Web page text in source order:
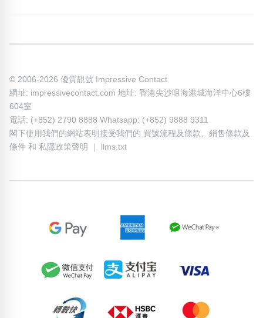
© 2006-2026 優質靚號 Impressive Contact
網址: impressivecontact.com 地址: 香港尖沙咀海港城海洋中心6樓
604室
電話: (+852) 2790 8888 Whatsapp: (+852) 9888 9311
閣下使用我們的網站表明接受我們的 買號流程及條款、 銷售條款及
條件 和 私隱政策聲明 llms.txt